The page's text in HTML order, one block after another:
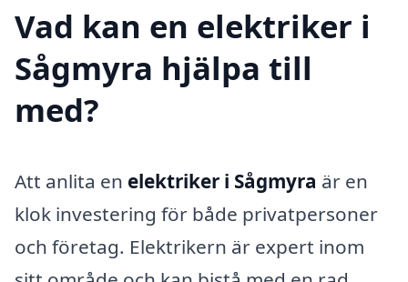
Vad kan en elektriker i
Sågmyra hjälpa till
med?
Att anlita en elektriker i Sågmyra är en
klok investering för både privatpersoner
och företag. Elektrikern är expert inom